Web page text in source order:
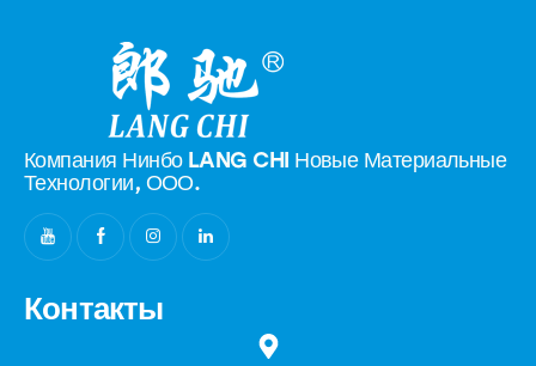
Компания Нинбо LANG CHI Новые Материальные
Технологии, ООО.
Контакты